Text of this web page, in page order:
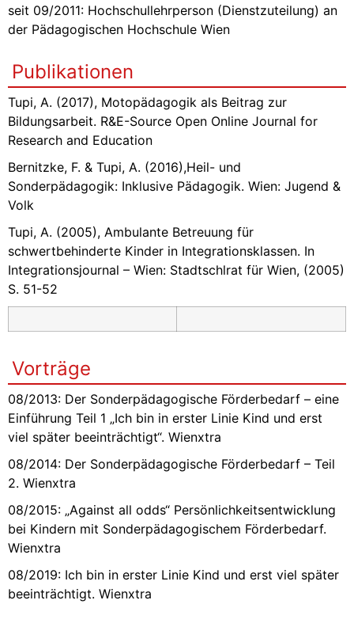
seit 09/2011: Hochschullehrperson (Dienstzuteilung) an
der Pädagogischen Hochschule Wien
Publikationen
Tupi, A. (2017), Motopädagogik als Beitrag zur
Bildungsarbeit. R&E-Source Open Online Journal for
Research and Education
Bernitzke, F. & Tupi, A. (2016),Heil- und
Sonderpädagogik: Inklusive Pädagogik. Wien: Jugend &
Volk
Tupi, A. (2005), Ambulante Betreuung für
schwertbehinderte Kinder in Integrationsklassen. In
Integrationsjournal – Wien: Stadtschlrat für Wien, (2005)
S. 51-52
Vorträge
08/2013: Der Sonderpädagogische Förderbedarf – eine
Einführung Teil 1 „Ich bin in erster Linie Kind und erst
viel später beeinträchtigt“. Wienxtra
08/2014: Der Sonderpädagogische Förderbedarf – Teil
2. Wienxtra
08/2015: „Against all odds“ Persönlichkeitsentwicklung
bei Kindern mit Sonderpädagogischem Förderbedarf.
Wienxtra
08/2019: Ich bin in erster Linie Kind und erst viel später
beeinträchtigt. Wienxtra